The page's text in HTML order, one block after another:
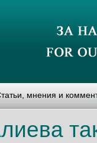
мнения и